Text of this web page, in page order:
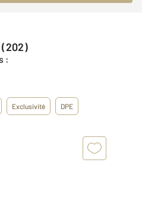
(202)
:
Exclusivité DPE